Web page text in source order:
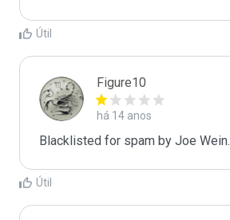
Útil
Figure10
há 14 anos
Blacklisted for spam by Joe Wein.
Útil